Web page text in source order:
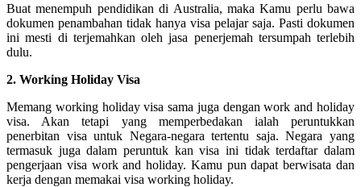
Buat menempuh pendidikan di Australia, maka Kamu perlu bawa
dokumen penambahan tidak hanya visa pelajar saja. Pasti dokumen
ini mesti di terjemahkan oleh jasa penerjemah tersumpah terlebih
dulu.
2. Working Holiday Visa
Memang working holiday visa sama juga dengan work and holiday
visa. Akan tetapi yang memperbedakan ialah peruntukkan
penerbitan visa untuk Negara-negara tertentu saja. Negara yang
termasuk juga dalam peruntuk kan visa ini tidak terdaftar dalam
pengerjaan visa work and holiday. Kamu pun dapat berwisata dan
kerja dengan memakai visa working holiday.